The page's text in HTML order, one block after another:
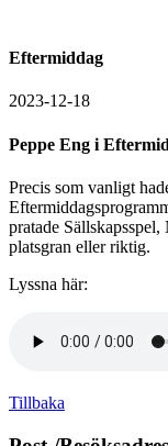
Eftermiddag
2023-12-18
Peppe Eng i
Precis som vanligt
pratade
platsgran eller riktig.
Lyssna här:
Tillbaka